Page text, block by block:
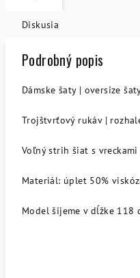
Diskusia
Podrobný popis
Dámske šaty | oversize
Trojštvrťový rukáv |
Voľný strih šiat s vreckami
Materiál: úplet 50%
Model šijeme v dĺžke 118